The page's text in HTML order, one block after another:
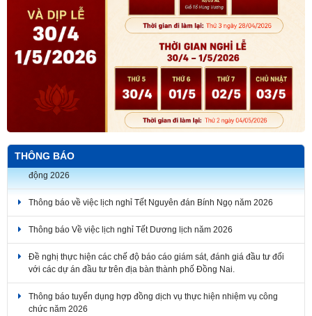
THÔNG BÁO
Thông báo về thời gian nghỉ lễ Giỗ Tổ Hùng Vương, Ngày Chiến
thắng giải phóng miền Nam thống nhất đất nước, Ngày Quốc tế Lao
động 2026
với các dự án đầu tư trên địa bàn thành phố Đồng Nai.
chức năm 2026